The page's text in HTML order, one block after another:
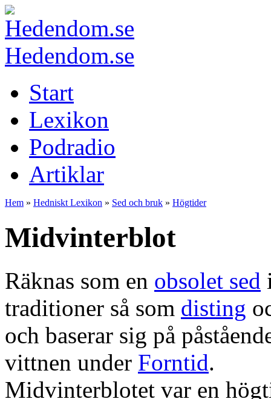
Hedendom.se
Start
Lexikon
Podradio
Artiklar
Hem » Hedniskt Lexikon » Sed och bruk » Högtider
Midvinterblot
Räknas som en obsolet sed
traditioner så som disting
och baserar sig på
vittnen under Forntid.
Midvinterblotet var en